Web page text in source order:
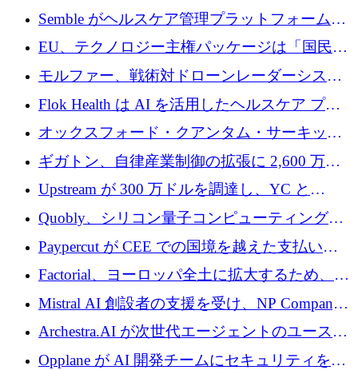
ェアの最新化のために 660 万ドルを調達
Semble がヘルスケア管理プラットフォームを
拡大するためにシリーズ C で 3,000 万ポンド
EU、テクノロジー主権パッケージは「国民の
保護」に関するものだと発言
モルファー、戦術対ドローンレーダーシステ
ムを最前線に近づけるために150万ユーロを調
Flok Health は AI を活用したヘルスケア プラ
ットフォームの成長に 1,250 万ドルを投資
オックスフォード・クアンタム・サーキット
が「成人向け」2億6,000万ポンドの資金調達
ラウンドを獲得
ギガトン、自律産業制御の拡張に 2,600 万ド
ルを調達
Upstream が 300 万ドルを調達し、YC と
Xavier Niel が支援する共同 AI 受信箱を立ち上
げる
Quobly、シリコン量子コンピューティングの
商用化のためにシリーズ A で 1 億 1,500 万ユ
ーロを調達
Paypercut が CEE での国境を越えた支払いを
拡大するために 500 万ユーロを確保
Factorial、ヨーロッパ全土に拡大するため、25
億ドルの評価額で1億5,000万ドルのシリーズD
Mistral AI 創設者の支援を受け、NP Company
がエンジニアリング向け AI を推進するために
600 万ユーロのプレシードを確保
Archestra.AI が次世代エージェントのユースケ
ースを実現するために 1,000 万ドルを調達
Opplane が AI 開発チームにセキュリティをも